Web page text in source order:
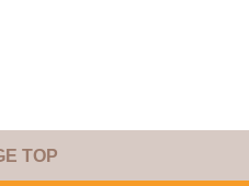
TOP